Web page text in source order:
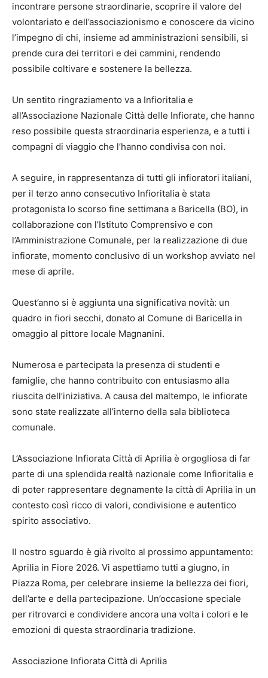
incontrare persone straordinarie, scoprire il valore del
volontariato e dell’associazionismo e conoscere da vicino
l’impegno di chi, insieme ad amministrazioni sensibili, si
prende cura dei territori e dei cammini, rendendo
possibile coltivare e sostenere la bellezza.
Un sentito ringraziamento va a Infioritalia e
all’Associazione Nazionale Città delle Infiorate, che hanno
reso possibile questa straordinaria esperienza, e a tutti i
compagni di viaggio che l’hanno condivisa con noi.
A seguire, in rappresentanza di tutti gli infioratori italiani,
per il terzo anno consecutivo Infioritalia è stata
protagonista lo scorso fine settimana a Baricella (BO), in
collaborazione con l’Istituto Comprensivo e con
l’Amministrazione Comunale, per la realizzazione di due
infiorate, momento conclusivo di un workshop avviato nel
mese di aprile.
Quest’anno si è aggiunta una significativa novità: un
quadro in fiori secchi, donato al Comune di Baricella in
omaggio al pittore locale Magnanini.
Numerosa e partecipata la presenza di studenti e
famiglie, che hanno contribuito con entusiasmo alla
riuscita dell’iniziativa. A causa del maltempo, le infiorate
sono state realizzate all’interno della sala biblioteca
comunale.
L’Associazione Infiorata Città di Aprilia è orgogliosa di far
parte di una splendida realtà nazionale come Infioritalia e
di poter rappresentare degnamente la città di Aprilia in un
contesto così ricco di valori, condivisione e autentico
spirito associativo.
Il nostro sguardo è già rivolto al prossimo appuntamento:
Aprilia in Fiore 2026. Vi aspettiamo tutti a giugno, in
Piazza Roma, per celebrare insieme la bellezza dei fiori,
dell’arte e della partecipazione. Un’occasione speciale
per ritrovarci e condividere ancora una volta i colori e le
emozioni di questa straordinaria tradizione.
Associazione Infiorata Città di Aprilia